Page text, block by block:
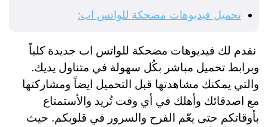
تحميل فيديوهات مضحكة للواتس اب:
نقدم لك فيديوهات مضحكة للواتس اب جديدة كلياً
وبرابط تحميل مباشر بكُل سهولة في متناول يديك.
والتي يمكنك مشاهدتها قبل التحميل ايضاً ومشاركتها
مع اصدقائك وأهلك في أي وقت تُريد والأستمتاع
بأوقاتكم حتى يعّم الفرح والسرور في قلوبكم. حيث